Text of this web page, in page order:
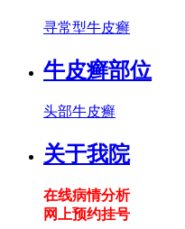
寻常型牛皮癣
牛皮癣部位
头部牛皮癣
关于我院
在线病情分析
网上预约挂号